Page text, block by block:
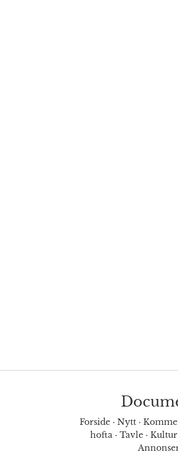
Forside · Nytt ·
hofta· Tavle· Kultur